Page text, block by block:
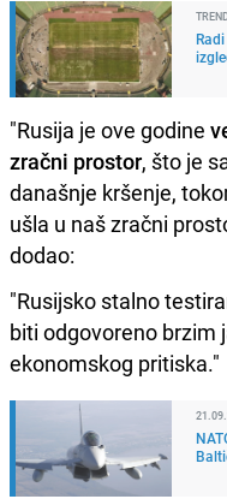
"Rusija je ove godine
zračni prostor, što je
današnje kršenje,
ušla u naš zračni
dodao:
"Rusijsko stalno
biti odgovoreno brzim
ekonomskog pritiska."